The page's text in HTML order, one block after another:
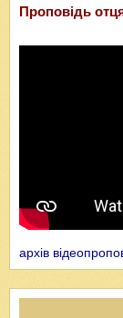
Проповідь
архів